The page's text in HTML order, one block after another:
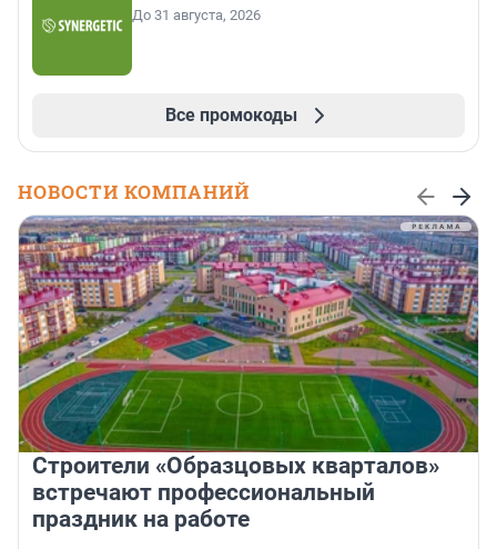
До 31 августа, 2026
Все промокоды
НОВОСТИ КОМПАНИЙ
Строители «Образцовых кварталов»
встречают профессиональный
праздник на работе